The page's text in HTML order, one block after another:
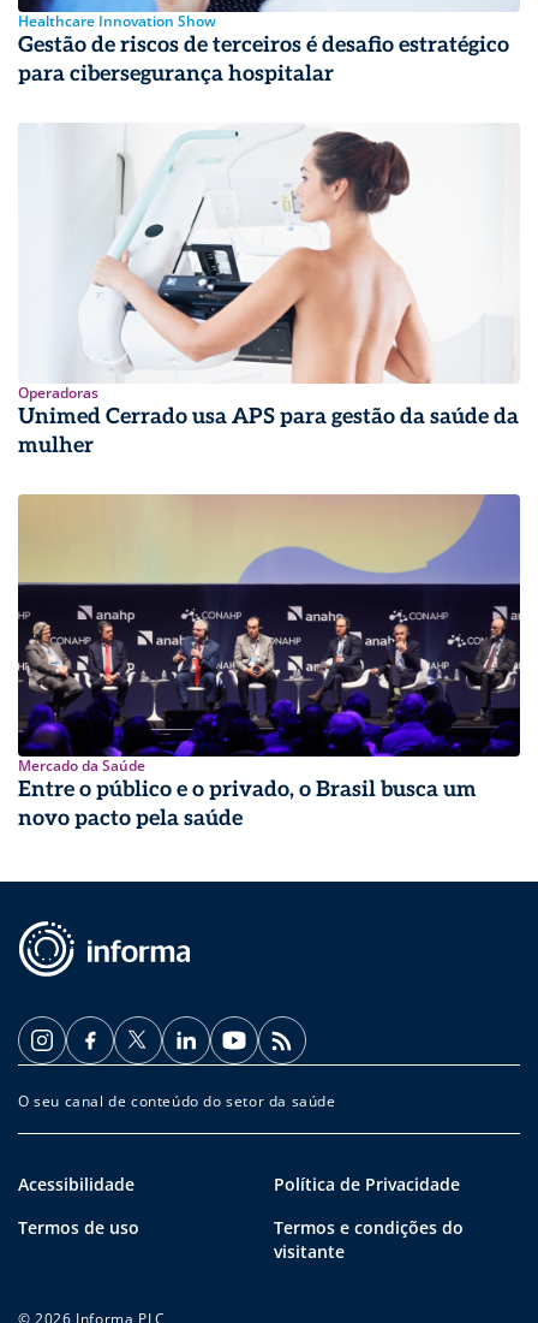
Healthcare Innovation Show
Gestão de riscos de terceiros é desafio estratégico
para cibersegurança hospitalar
Operadoras
Unimed Cerrado usa APS para gestão da saúde da
mulher
Mercado da Saúde
Entre o público e o privado, o Brasil busca um
novo pacto pela saúde
O seu canal de conteúdo do setor da saúde
Acessibilidade
Política de Privacidade
Termos de uso
Termos e condições do
visitante
© 2026 Informa PLC